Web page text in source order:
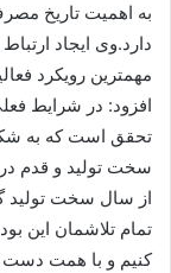
به اهمیت تاریخ
دارد.وی ایجاد
مهمترین رویکرد
افزود: در شرایط
تحقق است که به
سخت تولید و قدم در
از سال سخت تولید
تمام تلاشمان این
کنیم و با همت دست